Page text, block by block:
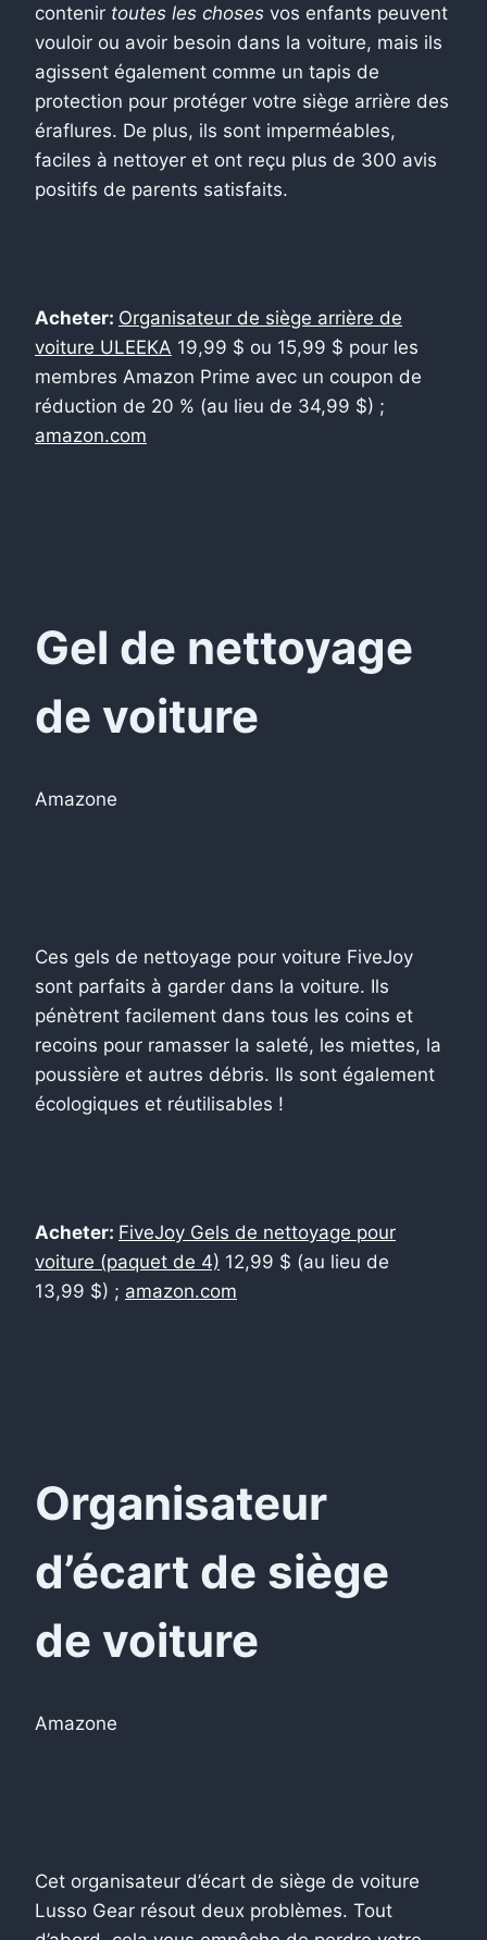
contenir toutes les choses vos enfants peuvent
vouloir ou avoir besoin dans la voiture, mais ils
agissent également comme un tapis de
protection pour protéger votre siège arrière des
éraflures. De plus, ils sont imperméables,
faciles à nettoyer et ont reçu plus de 300 avis
positifs de parents satisfaits.
Acheter: Organisateur de siège arrière de
voiture ULEEKA 19,99 $ ou 15,99 $ pour les
membres Amazon Prime avec un coupon de
réduction de 20 % (au lieu de 34,99 $) ;
amazon.com
Gel de nettoyage
de voiture
Amazone
Ces gels de nettoyage pour voiture FiveJoy
sont parfaits à garder dans la voiture. Ils
pénètrent facilement dans tous les coins et
recoins pour ramasser la saleté, les miettes, la
poussière et autres débris. Ils sont également
écologiques et réutilisables !
Acheter: FiveJoy Gels de nettoyage pour
voiture (paquet de 4) 12,99 $ (au lieu de
13,99 $) ; amazon.com
Organisateur
d’écart de siège
de voiture
Amazone
Cet organisateur d’écart de siège de voiture
Lusso Gear résout deux problèmes. Tout